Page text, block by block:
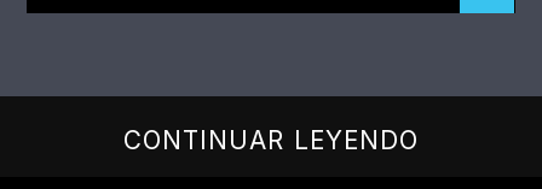
CONTINUAR LEYENDO